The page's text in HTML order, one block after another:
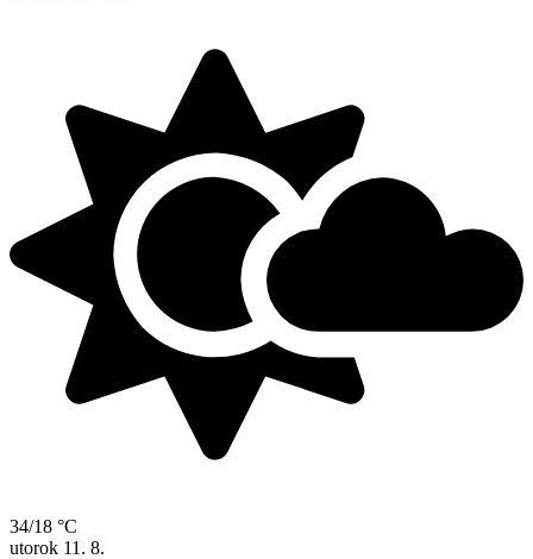
34/18 °C
utorok 11. 8.